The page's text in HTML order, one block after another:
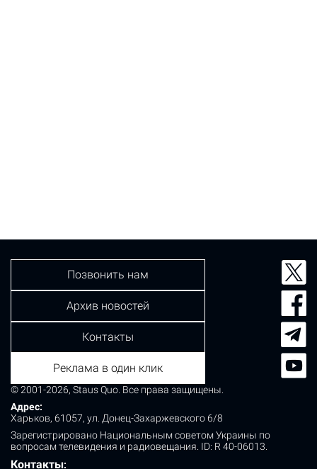
© 2001-2026, Staus Quo. Все права защищены.
Адрес:
Харьков, 61057, ул. Донец-Захаржевского 6/8
Зарегистрировано Национальным советом Украины по
вопросам телевидения и радиовещания. ID: R 40-06013.
Контакты:
Позвонить нам
Архив новостей
Контакты
Реклама в один клик